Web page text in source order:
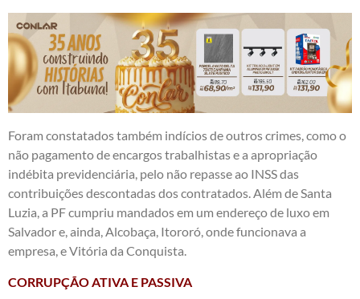
Foram constatados também indícios de outros crimes, como o
não pagamento de encargos trabalhistas e a apropriação
indébita previdenciária, pelo não repasse ao INSS das
contribuições descontadas dos contratados. Além de Santa
Luzia, a PF cumpriu mandados em um endereço de luxo em
Salvador e, ainda, Alcobaça, Itororó, onde funcionava a
empresa, e Vitória da Conquista.
CORRUPÇÃO ATIVA E PASSIVA